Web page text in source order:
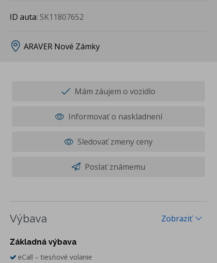
ID auta: SK11807652
ARAVER Nové Zámky
Mám záujem o vozidlo
Informovať o naskladnení
Sledovať zmeny ceny
Poslať známemu
Zobraziť
Výbava
Základná výbava
eCall – tiesňové volanie